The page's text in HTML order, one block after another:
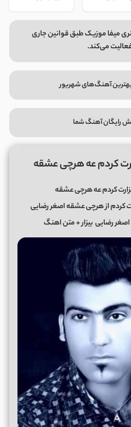
میفا موزیک طبق قوانین جاری
می‌کند.
آهنگ‌های شهریور
رایگان آهنگ شما
کردم عه هرچی عشقه
کردم عه هرچی عشقه
کردم از هرچی عشقه اصغر رضایی
اصغر رضاییبیزار + متن اهنگ